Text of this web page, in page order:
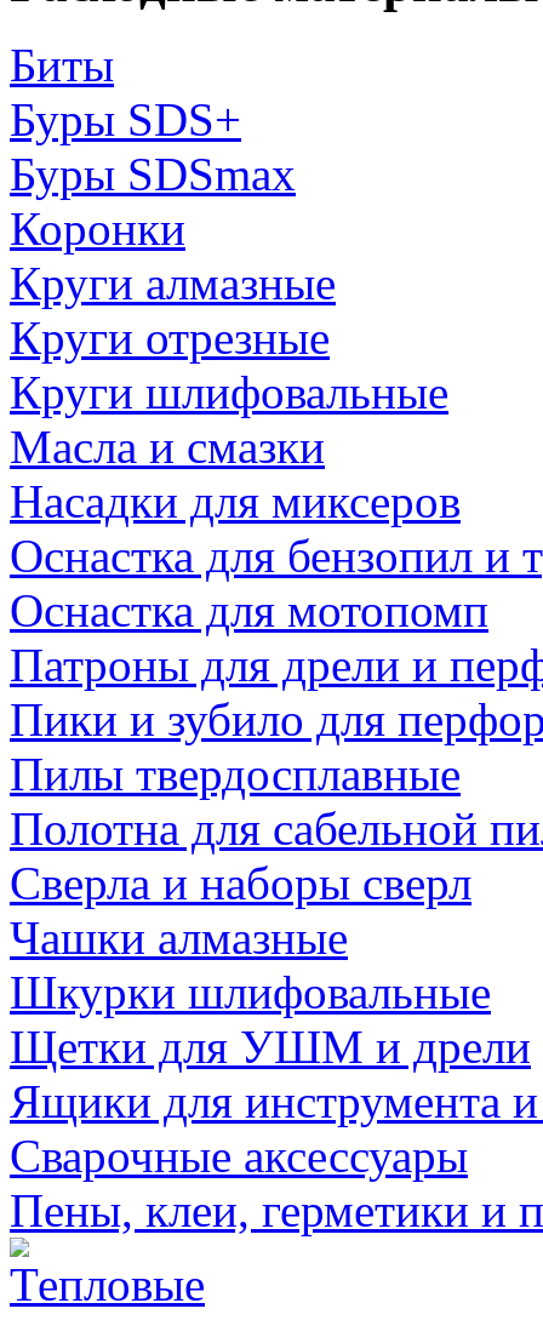
Биты
Буры SDS+
Буры SDSmax
Коронки
Круги алмазные
Круги отрезные
Круги шлифовальные
Масла и смазки
Насадки для миксеров
Оснастка для бензопил и
Оснастка для мотопомп
Патроны для дрели и
Пики и зубило для
Пилы твердосплавные
Полотна для сабельной
Сверла и наборы сверл
Чашки алмазные
Шкурки шлифовальные
Щетки для УШМ и дрели
Ящики для инструмента
Сварочные аксессуары
Пены, клеи, герметики и